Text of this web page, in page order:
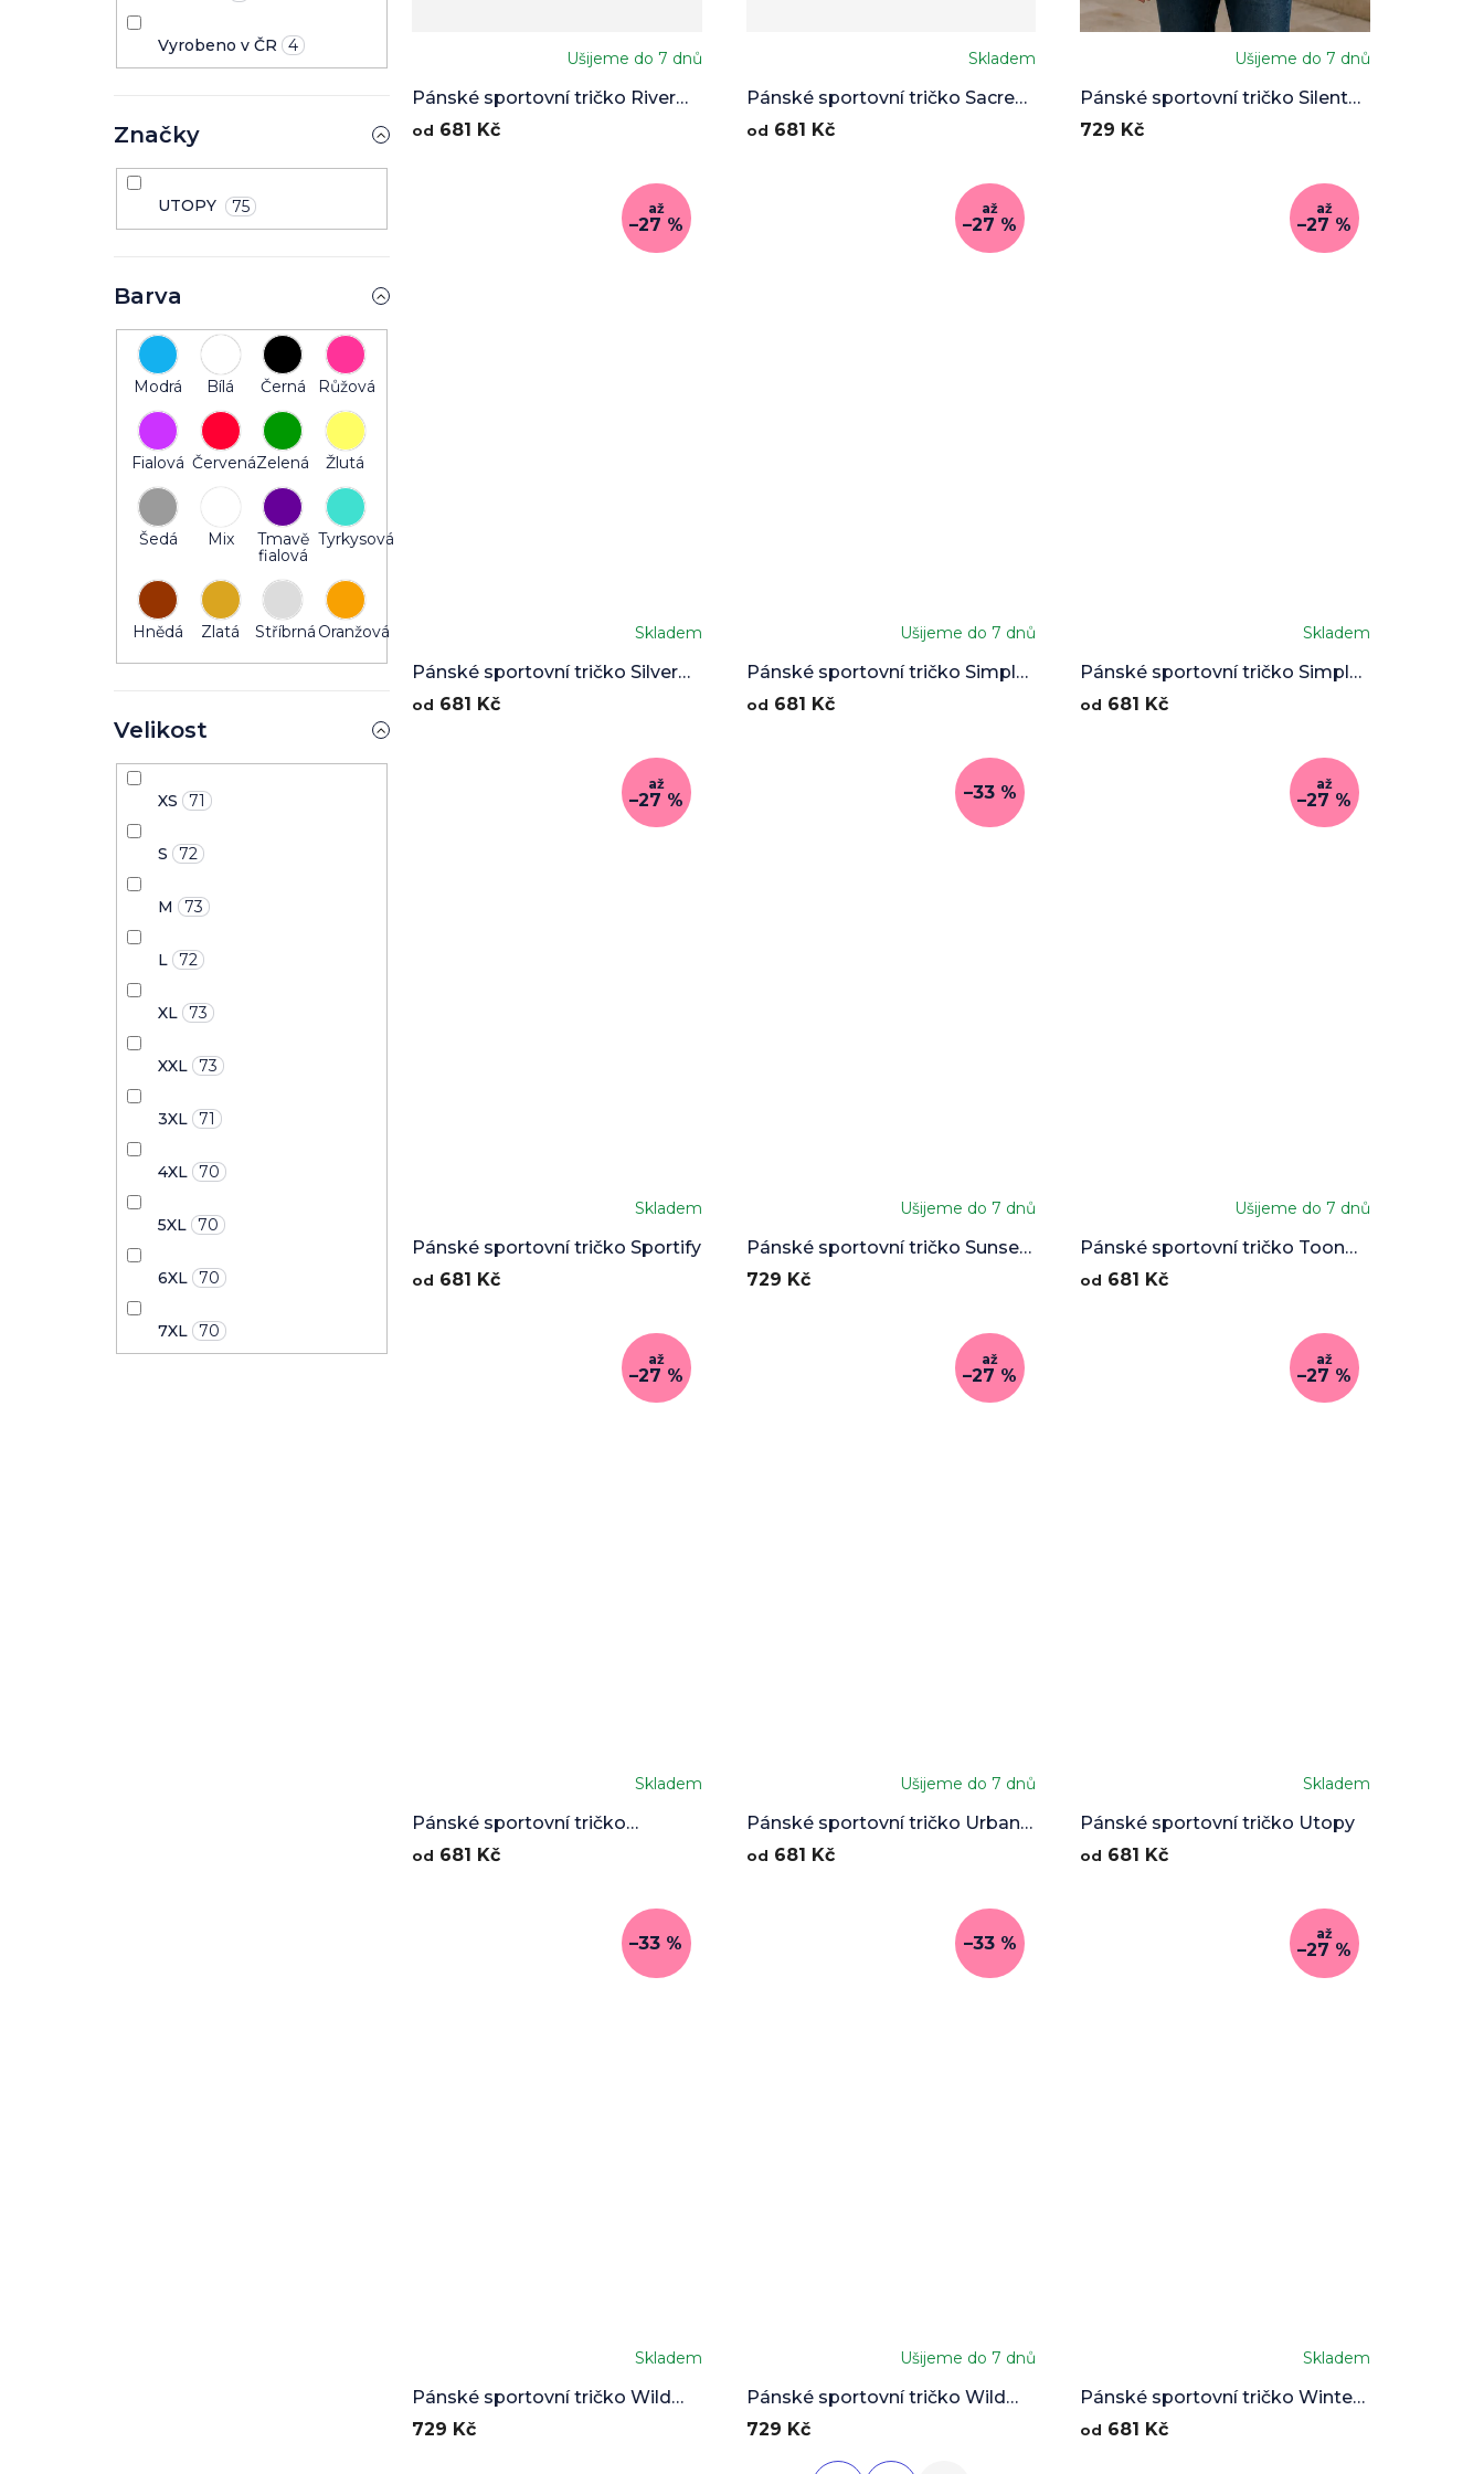
Vyrobeno v ČR 4
Značky
UTOPY 75
Barva
Modrá Bílá Černá Růžová
Fialová ČervenáZelená Žlutá
Šedá Mix
Tmavě
fialová
Tyrkysová
Hnědá Zlatá Stříbrná Oranžová
Velikost
XS 71
S 72
M 73
L 72
XL 73
XXL 73
3XL 71
4XL 70
5XL 70
6XL 70
7XL 70
Pánské sportovní tričko River
Flow
Ušijeme do 7 dnů
od 681 Kč
Pánské sportovní tričko Sacred
Lines
Skladem
od 681 Kč
Pánské sportovní tričko Silent
Peaks
Ušijeme do 7 dnů
729 Kč
až
–27 %
Pánské sportovní tričko Silver
Crystal
Skladem
od 681 Kč
až
–27 %
Pánské sportovní tričko Simple
Nature
Ušijeme do 7 dnů
od 681 Kč
až
–27 %
Pánské sportovní tričko Simple
Shards
Skladem
od 681 Kč
až
–27 %
Pánské sportovní tričko Sportify
Skladem
od 681 Kč
–33 %
Pánské sportovní tričko Sunset
Valley
Ušijeme do 7 dnů
729 Kč
až
–27 %
Pánské sportovní tričko Toon
Hype
Ušijeme do 7 dnů
od 681 Kč
až
–27 %
Pánské sportovní tričko
Turquois Ardency
Skladem
od 681 Kč
až
–27 %
Pánské sportovní tričko Urban
Lion
Ušijeme do 7 dnů
od 681 Kč
až
–27 %
Pánské sportovní tričko Utopy
hodnocení
je
Skladem
od 681 Kč
–33 %
Pánské sportovní tričko Wild
Ridge
Skladem
729 Kč
–33 %
Pánské sportovní tričko Wild
Ridge - black edition
Ušijeme do 7 dnů
729 Kč
až
–27 %
Pánské sportovní tričko Winter
Mountains
Skladem
od 681 Kč
S